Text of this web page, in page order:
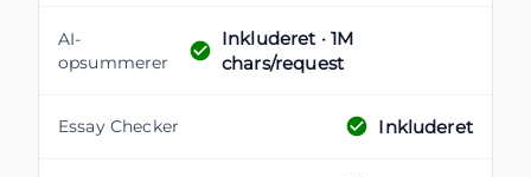
AI-
opsummerer
Inkluderet · 1M
chars/request
Essay Checker Inkluderet